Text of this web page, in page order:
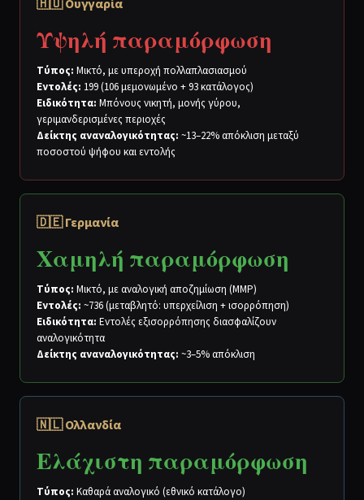
🇭🇺 Ουγγαρία
Υψηλή παραμόρφωση
Τύπος: Μικτό, με υπεροχή πολλαπλασιασμού
Εντολές: 199 (106 μεμονωμένο + 93 κατάλογος)
Ειδικότητα: Μπόνους νικητή, μονής γύρου,
γεριμανδερισμένες περιοχές
Δείκτης αναναλογικότητας: ~13–22% απόκλιση μεταξύ
ποσοστού ψήφου και εντολής
🇩🇪 Γερμανία
Χαμηλή παραμόρφωση
Τύπος: Μικτό, με αναλογική αποζημίωση (MMP)
Εντολές: ~736 (μεταβλητό: υπερχείλιση + ισορρόπηση)
Ειδικότητα: Εντολές εξισορρόπησης διασφαλίζουν
αναλογικότητα
Δείκτης αναναλογικότητας: ~3–5% απόκλιση
🇳🇱 Ολλανδία
Ελάχιστη παραμόρφωση
Τύπος: Καθαρά αναλογικό (εθνικό κατάλογο)